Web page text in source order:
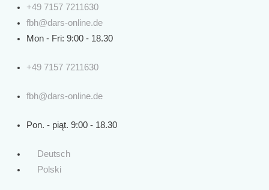
+49 7157 7211630
fbh@dars-online.de
Mon - Fri: 9:00 - 18.30
+49 7157 7211630
fbh@dars-online.de
Pon. - piąt. 9:00 - 18.30
Deutsch
Polski